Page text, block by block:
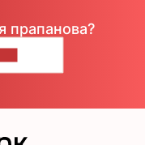
прапанова?